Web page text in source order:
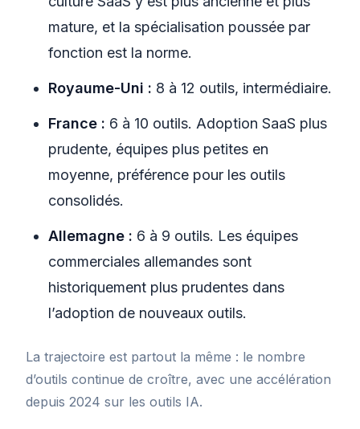
mature, et la spécialisation poussée par
fonction est la norme.
Royaume-Uni : 8 à 12 outils, intermédiaire.
France : 6 à 10 outils. Adoption SaaS plus
prudente, équipes plus petites en
moyenne, préférence pour les outils
consolidés.
Allemagne : 6 à 9 outils. Les équipes
commerciales allemandes sont
historiquement plus prudentes dans
l’adoption de nouveaux outils.
La trajectoire est partout la même : le nombre
d’outils continue de croître, avec une accélération
depuis 2024 sur les outils IA.